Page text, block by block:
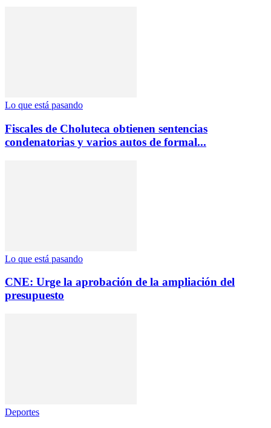
Lo que está pasando
Fiscales de Choluteca obtienen sentencias
condenatorias y varios autos de formal...
Lo que está pasando
CNE: Urge la aprobación de la ampliación del
presupuesto
Deportes